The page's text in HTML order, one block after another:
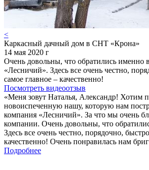
<
Каркасный дачный дом в СНТ «Крона»
14 мая 2020 г
Очень довольны, что обратились именно
«Лесничий». Здесь все очень честно,
самое главное – качественно!
Посмотреть видеоотзыв
«Меня зовут Наталья, Александр! Хотим
новоиспеченную нашу, которую нам
компания «Лесничий». За что мы очень
компании. Очень довольны, что
Здесь все очень честно, порядочно,
качественно! Очень понравилась нам
Подробнее